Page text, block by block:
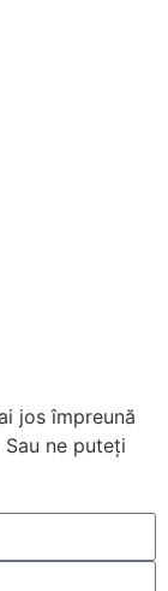
jos împreună
ne puteți